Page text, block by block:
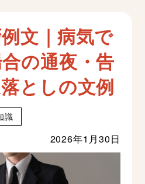
文｜病気で
の通夜・告
としの文例
識
2026年1月30日